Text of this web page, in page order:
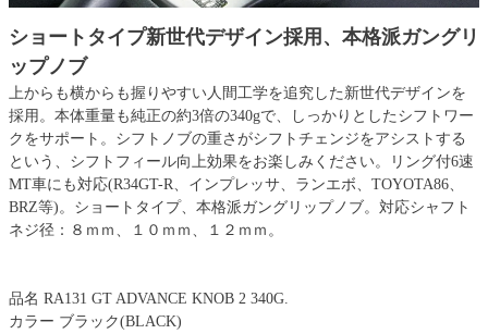
ショートタイプ新世代デザイン採用、本格派ガングリ
ップノブ
上からも横からも握りやすい人間工学を追究した新世代デザインを
採用。本体重量も純正の約3倍の340gで、しっかりとしたシフトワー
クをサポート。シフトノブの重さがシフトチェンジをアシストする
という、シフトフィール向上効果をお楽しみください。リング付6速
MT車にも対応(R34GT-R、インプレッサ、ランエボ、TOYOTA86、
BRZ等)。ショートタイプ、本格派ガングリップノブ。対応シャフト
ネジ径：８ｍｍ、１０ｍｍ、１２ｍｍ。
品名 RA131 GT ADVANCE KNOB 2 340G.
カラー ブラック(BLACK)